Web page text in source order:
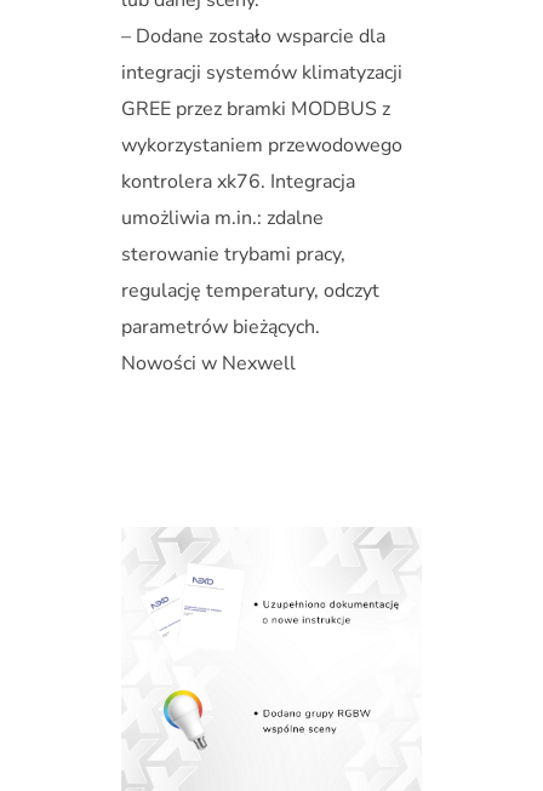
– Dodane zostało wsparcie dla
integracji systemów klimatyzacji
GREE przez bramki MODBUS z
wykorzystaniem przewodowego
kontrolera xk76. Integracja
umożliwia m.in.: zdalne
sterowanie trybami pracy,
regulację temperatury, odczyt
parametrów bieżących.
Nowości w Nexwell